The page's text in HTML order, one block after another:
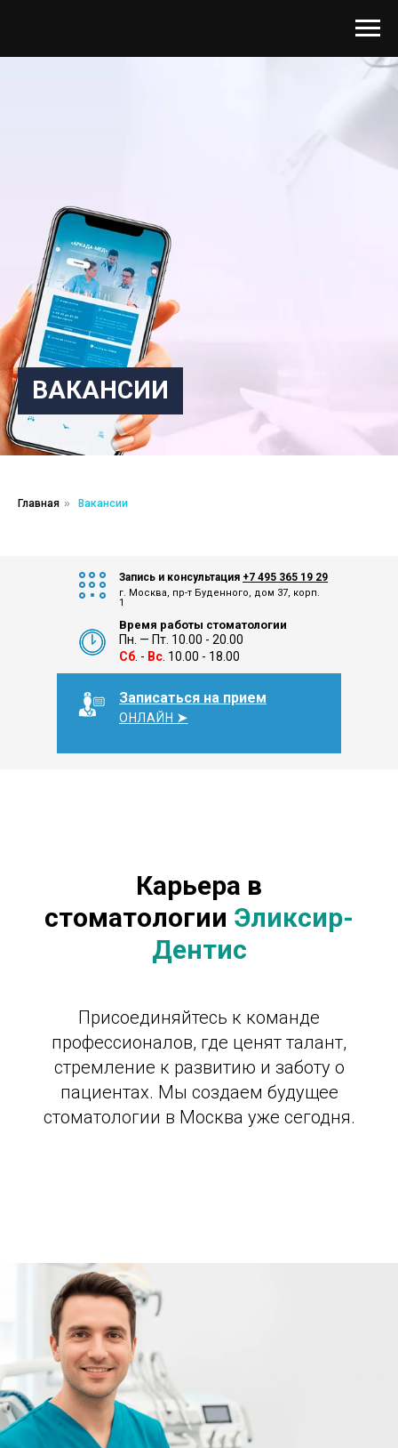
ВАКАНСИИ
Главная » Вакансии
Запись и консультация +7 495 365 19 29
г. Москва, пр-т Буденного, дом 37, корп.
1
Время работы стоматологии
Записаться на прием
ОНЛАЙН ➤
Пн. — Пт. 10.00 - 20.00
Сб . - Вс . 10.00 - 18.00
Карьера в
стоматологии Эликсир-
Дентис
Присоединяйтесь к команде
профессионалов, где ценят талант,
стремление к развитию и заботу о
пациентах. Мы создаем будущее
стоматологии в Москва уже сегодня.